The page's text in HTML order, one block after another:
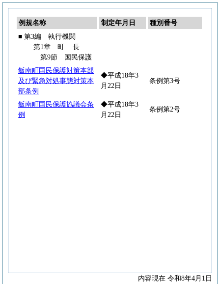
例規名称 制定年月日
種別番号
■ 第3編 執行機関
第1章 町長
第9節 国民保護
飯南町国民保護対策本部
及び緊急対処事態対策本
部条例
◆平成18年3
月22日
条例第3号
飯南町国民保護協議会条
例
◆平成18年3
月22日
条例第2号
内容現在 令和8年4月1日